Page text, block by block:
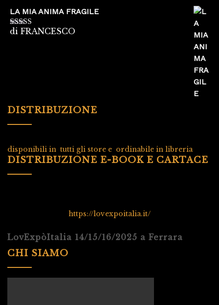
LA MIA ANIMA FRAGILE
Valutato5su
di FRANCESCO
DISTRIBUZIONE
disponibili in tutti gli store e ordinabile in libreria
DISTRIBUZIONE E-BOOK E CARTACE
https://lovexpoitalia.it/
LovExpòItalia 14/15/16/2025 a Ferrara
CHI SIAMO